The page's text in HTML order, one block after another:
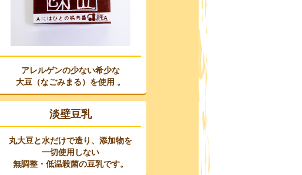
アレルゲンの少ない希少な
大豆（なごみまる）を使用 。
淡壁豆乳
丸大豆と水だけで造り、添加物を
一切使用しない
無調整・低温殺菌の豆乳です。